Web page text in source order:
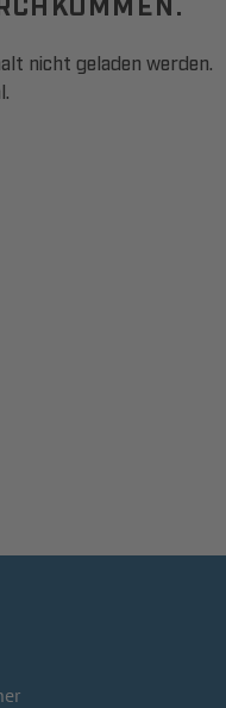
nicht geladen werden.